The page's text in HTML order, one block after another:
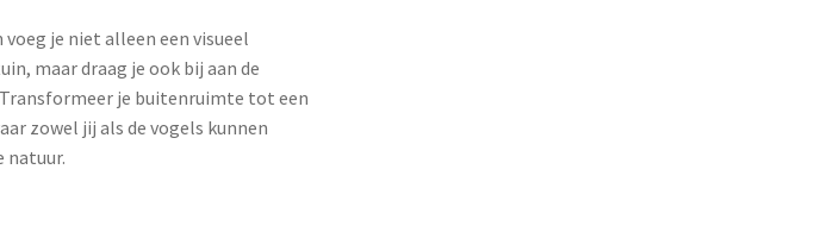
je niet alleen een visueel
maar draag je ook bij aan de
je buitenruimte tot een
zowel jij als de vogels kunnen
natuur.